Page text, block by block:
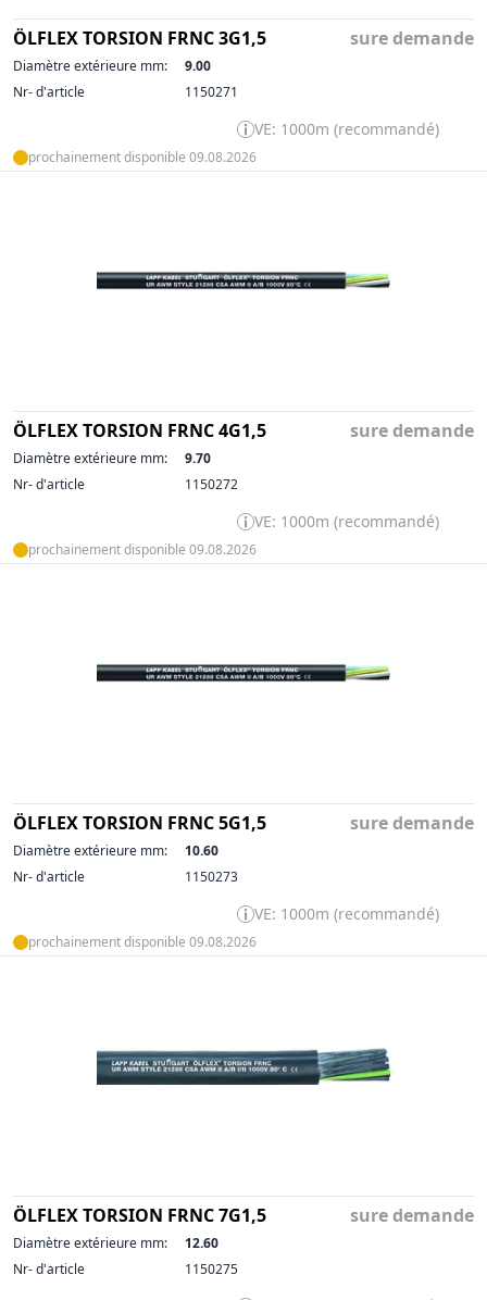
ÖLFLEX TORSION FRNC 3G1,5 sure demande
Diamètre extérieure mm:
9.00
Nr- d'article
1150271
VE: 1000m (recommandé)
prochainement disponible 09.08.2026
ÖLFLEX TORSION FRNC 4G1,5 sure demande
Diamètre extérieure mm:
9.70
Nr- d'article
1150272
VE: 1000m (recommandé)
prochainement disponible 09.08.2026
ÖLFLEX TORSION FRNC 5G1,5 sure demande
Diamètre extérieure mm:
10.60
Nr- d'article
1150273
VE: 1000m (recommandé)
prochainement disponible 09.08.2026
ÖLFLEX TORSION FRNC 7G1,5 sure demande
Diamètre extérieure mm:
12.60
Nr- d'article
1150275